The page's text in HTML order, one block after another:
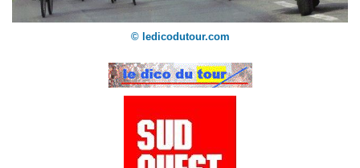
© ledicodutour.com